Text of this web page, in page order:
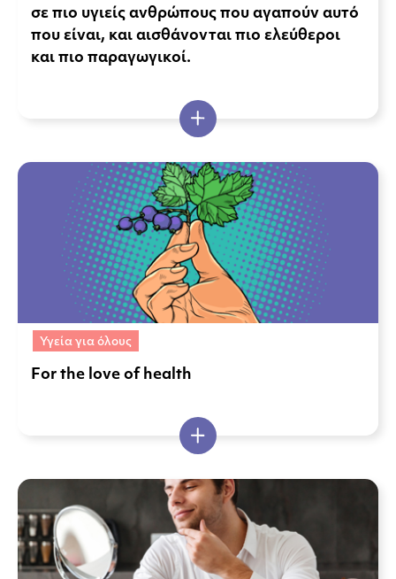
σε πιο υγιείς ανθρώπους που αγαπούν αυτό
που είναι, και αισθάνονται πιο ελεύθεροι
και πιο παραγωγικοί.
Υγεία για όλους
For the love of health